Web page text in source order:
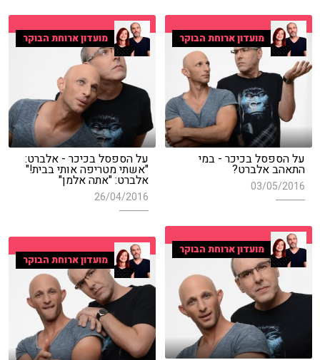
מועדון ארוחת הבוקר
על הספסל בכיכר - במי
התאהב אלברט?
03/05/2016
מועדון ארוחת הבוקר
על הספסל בכיכר - אלברט:
"אשתי מטריפה אותי בבית!"
אלברט: "אתה אלמן"
26/04/2016
מועדון ארוחת הבוקר
מועדון ארוחת הבוקר